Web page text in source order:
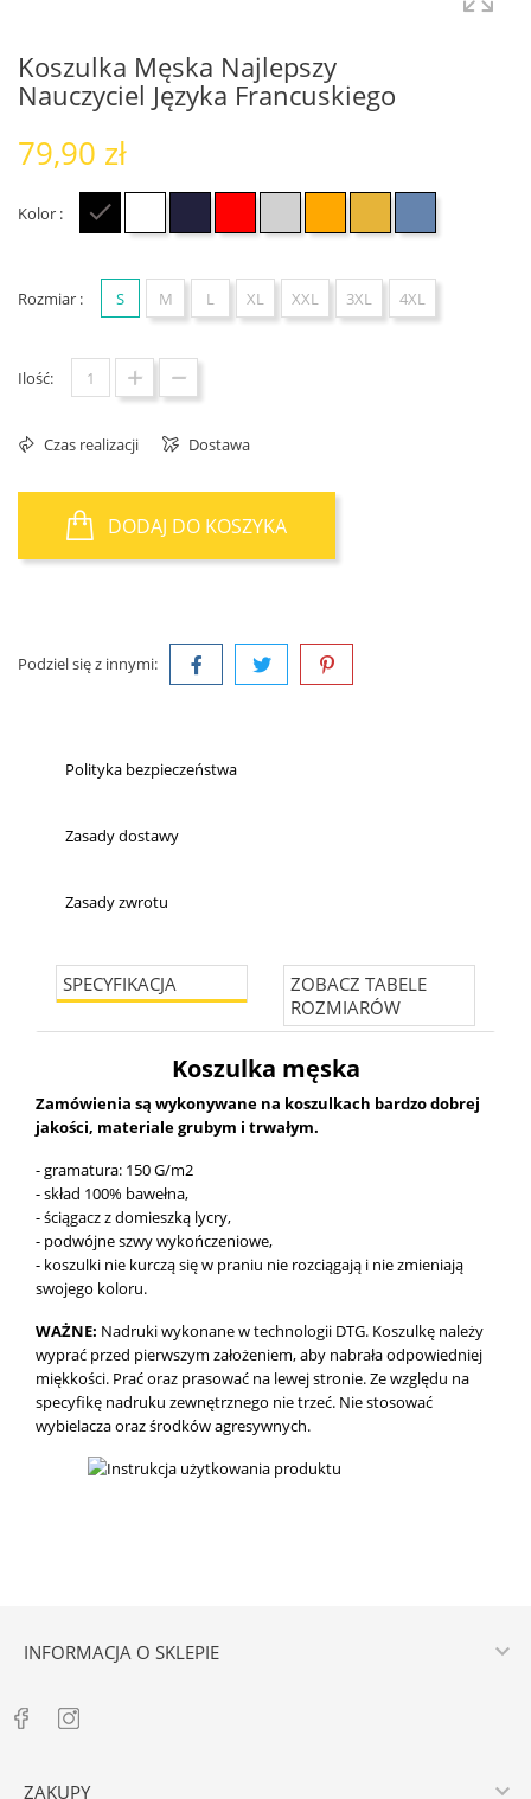
Koszulka Męska Najlepszy
Nauczyciel Języka Francuskiego
79,90 zł
Kolor :
Rozmiar : S M L XL XXL 3XL 4XL
Ilość:
Czas realizacji Dostawa
DODAJ DO KOSZYKA
Podziel się z innymi:
Polityka bezpieczeństwa
Zasady dostawy
Zasady zwrotu
SPECYFIKACJA
ZOBACZ TABELE
ROZMIARÓW
Koszulka męska
Zamówienia są wykonywane na koszulkach bardzo dobrej
jakości, materiale grubym i trwałym.
- gramatura: 150 G/m2
- skład 100% bawełna,
- ściągacz z domieszką lycry,
- podwójne szwy wykończeniowe,
- koszulki nie kurczą się w praniu nie rozciągają i nie zmieniają
swojego koloru.
WAŻNE: Nadruki wykonane w technologii DTG. Koszulkę należy
wyprać przed pierwszym założeniem, aby nabrała odpowiedniej
miękkości. Prać oraz prasować na lewej stronie. Ze względu na
specyfikę nadruku zewnętrznego nie trzeć. Nie stosować
wybielacza oraz środków agresywnych.
INFORMACJA O SKLEPIE 
ZAKUPY 